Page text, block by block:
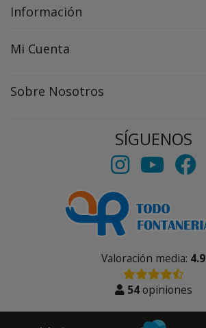
Información
Mi Cuenta
Sobre Nosotros
SÍGUENOS
Valoración media: 4.9
54opiniones